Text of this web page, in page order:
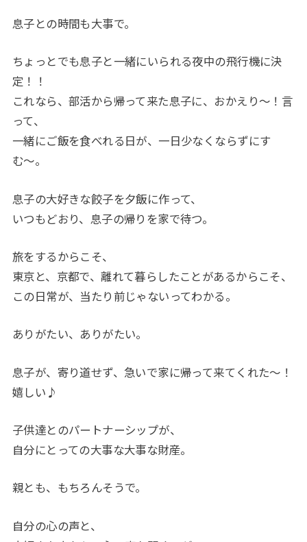
息子との時間も大事で。
ちょっとでも息子と一緒にいられる夜中の飛行機に決
定！！
これなら、部活から帰って来た息子に、おかえり〜！言
って、
一緒にご飯を食べれる日が、一日少なくならずにす
む〜。
息子の大好きな餃子を夕飯に作って、
いつもどおり、息子の帰りを家で待つ。
旅をするからこそ、
東京と、京都で、離れて暮らしたことがあるからこそ、
この日常が、当たり前じゃないってわかる。
ありがたい、ありがたい。
息子が、寄り道せず、急いで家に帰って来てくれた〜！
嬉しい♪
子供達とのパートナーシップが、
自分にとっての大事な大事な財産。
親とも、もちろんそうで。
自分の心の声と、